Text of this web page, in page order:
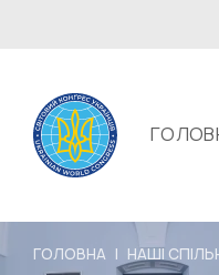
ГОЛОВНА | НАШІ